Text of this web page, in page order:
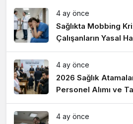
4 ay önce
Sağlıkta Mobbing
Çalışanların Yasal
Çözüm Yolları
4 ay önce
2026 Sağlık
Personel Alımı ve
Detayları
4 ay önce